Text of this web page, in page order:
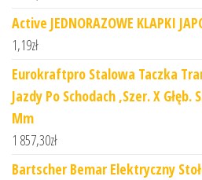
Active JEDNORAZOWE KLAPKI
1,19zł
Eurokraftpro Stalowa Taczka
Jazdy Po Schodach ,Szer. X Głęb.
Mm
1 857,30zł
Bartscher Bemar Elektryczny